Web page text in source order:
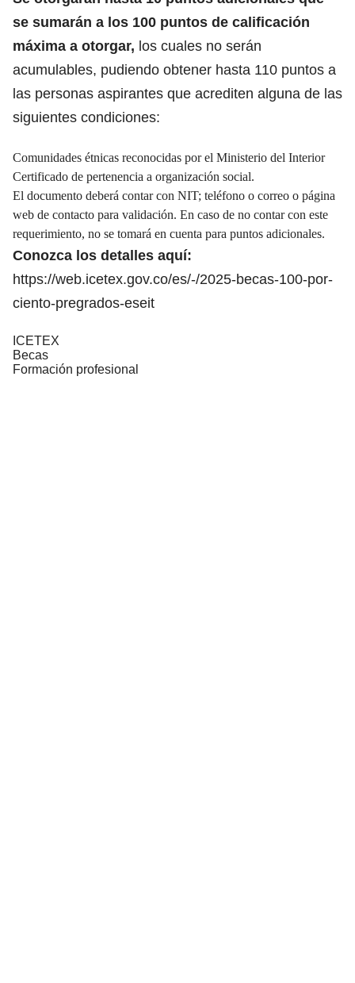
se sumarán a los 100 puntos de calificación
máxima a otorgar, los cuales no serán
acumulables, pudiendo obtener hasta 110 puntos a
las personas aspirantes que acrediten alguna de las
siguientes condiciones:
Comunidades étnicas reconocidas por el Ministerio del Interior
Certificado de pertenencia a organización social.
El documento deberá contar con NIT; teléfono o correo o página
web de contacto para validación. En caso de no contar con este
requerimiento, no se tomará en cuenta para puntos adicionales.
Conozca los detalles aquí:
https://web.icetex.gov.co/es/-/2025-becas-100-por-
ciento-pregrados-eseit
ICETEX
Becas
Formación profesional